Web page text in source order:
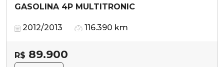
GASOLINA 4P MULTITRONIC
2012/2013 116.390 km
R$ 89.900